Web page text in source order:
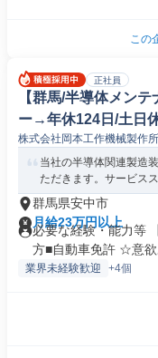
この
正社員
【群馬/半導体メン
ー→年休124日/土日
株式会社岡本工作機械製作所
当社の半導体関連製造
ただきます。サービス
群馬県安中市
月給23万円以上
必要な経験・能力等
方■自動車免許 ☆意欲
業界未経験歓迎 +4個